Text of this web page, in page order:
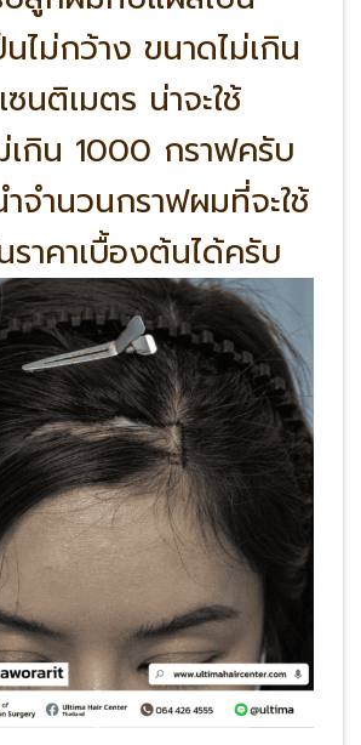
ไม่กว้าง ขนาดไม่เกิน
นติเมตร น่าจะใช้
เกิน 1000 กราฟครับ
จำนวนกราฟผมที่จะใช้
ราคาเบื้องต้นได้ครับ